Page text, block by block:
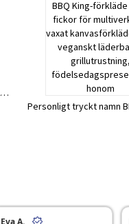
Personlig monogram stor kanvas garnförvaringspåse med nålfickor och handtag virkning sticktillbehör födelsedagspresent för hantverksälskare